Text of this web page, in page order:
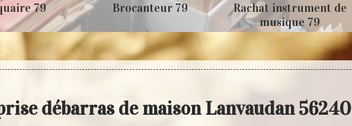
79
Rachat instrument de
musique 79
débarras de maison Lanvaudan 56240